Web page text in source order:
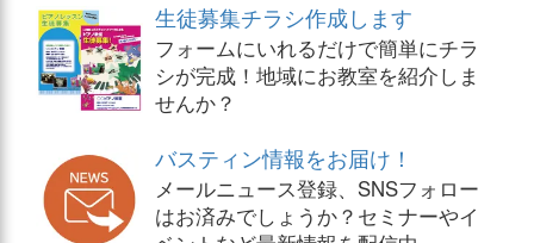
生徒募集チラシ作成します
フォームにいれるだけで簡単にチラ
シが完成！地域にお教室を紹介しま
せんか？
バスティン情報をお届け！
メールニュース登録、SNSフォロー
はお済みでしょうか？セミナーやイ